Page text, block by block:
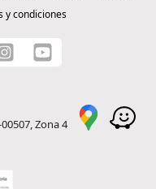
y condiciones
Zona 4